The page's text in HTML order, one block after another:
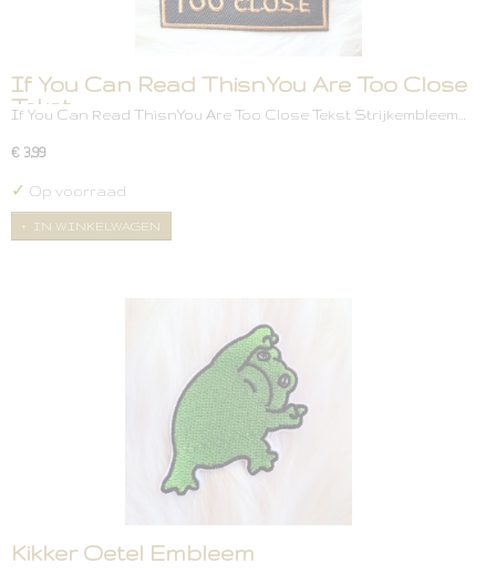
If You Can Read ThisnYou Are Too Close
Tekst
If You Can Read ThisnYou Are Too Close Tekst Strijkembleem…
€ 3,99
✓ Op voorraad
IN WINKELWAGEN
Kikker Oetel Embleem